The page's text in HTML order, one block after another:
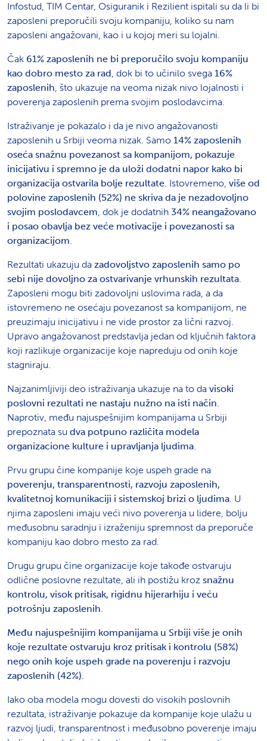
Infostud, TIM Centar, Osiguranik i Rezilient ispitali su da li bi
zaposleni preporučili svoju kompaniju, koliko su nam
zaposleni angažovani, kao i u kojoj meri su lojalni.
Čak 61% zaposlenih ne bi preporučilo svoju kompaniju
kao dobro mesto za rad, dok bi to učinilo svega 16%
zaposlenih, što ukazuje na veoma nizak nivo lojalnosti i
poverenja zaposlenih prema svojim poslodavcima.
Istraživanje je pokazalo i da je nivo angažovanosti
zaposlenih u Srbiji veoma nizak. Samo 14% zaposlenih
oseća snažnu povezanost sa kompanijom, pokazuje
inicijativu i spremno je da uloži dodatni napor kako bi
organizacija ostvarila bolje rezultate. Istovremeno, više od
polovine zaposlenih (52%) ne skriva da je nezadovoljno
svojim poslodavcem, dok je dodatnih 34% neangažovano
i posao obavlja bez veće motivacije i povezanosti sa
organizacijom.
Rezultati ukazuju da zadovoljstvo zaposlenih samo po
sebi nije dovoljno za ostvarivanje vrhunskih rezultata.
Zaposleni mogu biti zadovoljni uslovima rada, a da
istovremeno ne osećaju povezanost sa kompanijom, ne
preuzimaju inicijativu i ne vide prostor za lični razvoj.
Upravo angažovanost predstavlja jedan od ključnih faktora
koji razlikuje organizacije koje napreduju od onih koje
stagniraju.
Najzanimljiviji deo istraživanja ukazuje na to da visoki
poslovni rezultati ne nastaju nužno na isti način.
Naprotiv, među najuspešnijim kompanijama u Srbiji
prepoznata su dva potpuno različita modela
organizacione kulture i upravljanja ljudima.
Prvu grupu čine kompanije koje uspeh grade na
poverenju, transparentnosti, razvoju zaposlenih,
kvalitetnoj komunikaciji i sistemskoj brizi o ljudima. U
njima zaposleni imaju veći nivo poverenja u lidere, bolju
međusobnu saradnju i izraženiju spremnost da preporuče
kompaniju kao dobro mesto za rad.
Drugu grupu čine organizacije koje takođe ostvaruju
odlične poslovne rezultate, ali ih postižu kroz snažnu
kontrolu, visok pritisak, rigidnu hijerarhiju i veću
potrošnju zaposlenih.
Među najuspešnijim kompanijama u Srbiji više je onih
koje rezultate ostvaruju kroz pritisak i kontrolu (58%)
nego onih koje uspeh grade na poverenju i razvoju
zaposlenih (42%).
Iako oba modela mogu dovesti do visokih poslovnih
rezultata, istraživanje pokazuje da kompanije koje ulažu u
razvoj ljudi, transparentnost i međusobno poverenje imaju